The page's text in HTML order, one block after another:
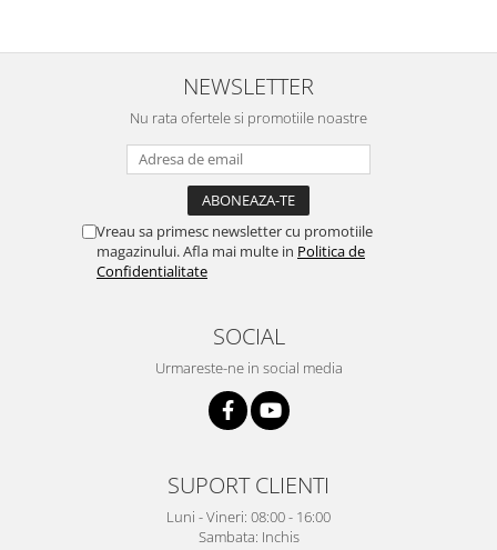
NEWSLETTER
Nu rata ofertele si promotiile noastre
Vreau sa primesc newsletter cu promotiile
magazinului. Afla mai multe in Politica de
Confidentialitate
SOCIAL
Urmareste-ne in social media
SUPORT CLIENTI
Luni - Vineri: 08:00 - 16:00
Sambata: Inchis